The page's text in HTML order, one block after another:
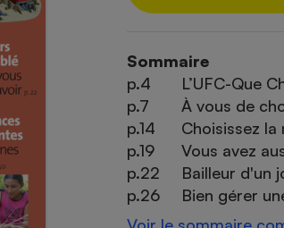
Sommaire
p.4
L’UFC-Que
p.7
À vous de
p.14
Choisissez
p.19
Vous avez
p.22
Bailleur d'un
p.26
Bien gérer